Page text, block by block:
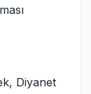
Diyanet